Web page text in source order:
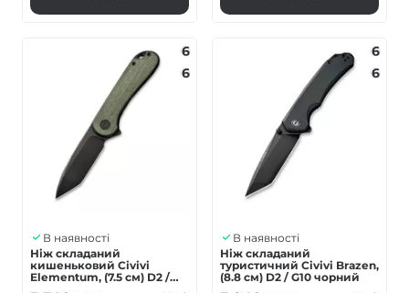
6
6
В наявності
Ніж складаний
кишеньковий Civivi
Elementum, (7.5 см) D2 /
Micarta зелений
6
6
В наявності
Ніж складаний
туристичний Civivi Brazen,
(8.8 см) D2 / G10 чорний